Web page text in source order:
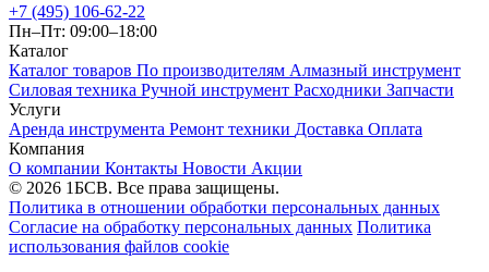
+7 (495) 106-62-22
Пн–Пт: 09:00–18:00
Каталог
Каталог товаров По производителям Алмазный инструмент
Силовая техника Ручной инструмент Расходники Запчасти
Услуги
Аренда инструмента Ремонт техники Доставка Оплата
Компания
О компании Контакты Новости Акции
© 2026 1БСВ. Все права защищены.
Политика в отношении обработки персональных данных
Согласие на обработку персональных данных Политика
использования файлов cookie